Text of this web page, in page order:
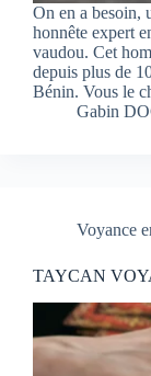
On en a besoin,
honnête expert
vaudou. Cet
depuis plus de
Bénin. Vous le
Gabin
Voyance
TAYCAN